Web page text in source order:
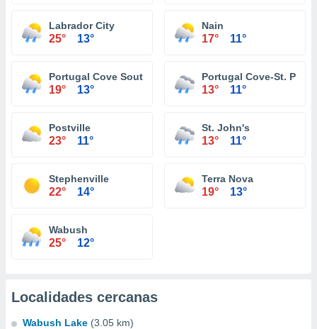
Labrador City
25° 13°
Nain
17° 11°
Portugal Cove South
19° 13°
Portugal Cove-St.
13° 11°
Postville
23° 11°
St. John's
13° 11°
Stephenville
22° 14°
Terra Nova
19° 13°
Wabush
25° 12°
Localidades cercanas
Wabush Lake (3.05 km)